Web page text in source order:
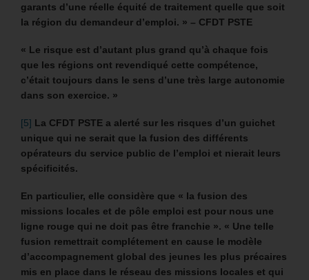
garants d’une réelle équité de traitement quelle que soit
la région du demandeur d’emploi. » – CFDT PSTE
« Le risque est d’autant plus grand qu’à chaque fois
que les régions ont revendiqué cette compétence,
c’était toujours dans le sens d’une très large autonomie
dans son exercice. »
[5] La CFDT PSTE a alerté sur les risques d’un guichet
unique qui ne serait que la fusion des différents
opérateurs du service public de l’emploi et nierait leurs
spécificités.
En particulier, elle considère que « la fusion des
missions locales et de pôle emploi est pour nous une
ligne rouge qui ne doit pas être franchie ». « Une telle
fusion remettrait complétement en cause le modèle
d’accompagnement global des jeunes les plus précaires
mis en place dans le réseau des missions locales et qui